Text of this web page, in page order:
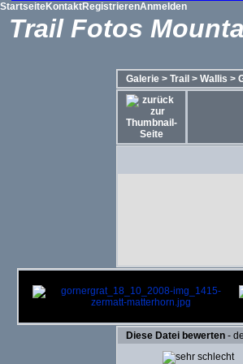
StartseiteKontaktRegistrierenAnmelden
Trail Fotos
Galerie> Trail > Wallis >
Diese Datei bewerten-